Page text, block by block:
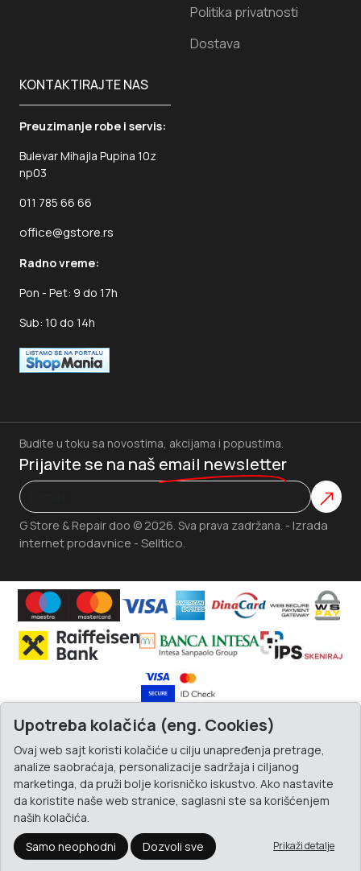
Politika privatnosti
Dostava
KONTAKTIRAJTE NAS
Preuzimanje robe i servis:
Bulevar Mihajla Pupina 10z
np03
011 785 66 66
office@gstore.rs
Radno vreme:
Pon - Pet: 9 do 17h
Sub: 10 do 14h
G Store & Repair doo © 2026. Sva prava zadržana. - Izrada
internet prodavnice - Selltico.
Budite u toku sa novostima, akcijama i popustima.
Prijavite se na naš email newsletter
Upotreba kolačića (eng. Cookies)
Ovaj web sajt koristi kolačiće u cilju unapređenja pretrage,
analize saobraćaja, personalizacije sadržaja i ciljanog
marketinga, da pruži bolje korisničko iskustvo. Ako nastavite
da koristite naše web stranice, saglasni ste sa korišćenjem
naših kolačića.
Samo neophodni
Dozvoli sve Prikaži detalje